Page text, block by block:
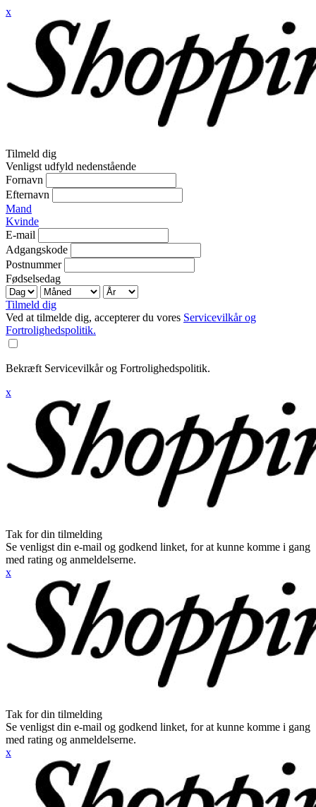
x
Tilmeld dig
Venligst udfyld nedenstående
Fornavn
Efternavn
Mand
Kvinde
E-mail
Adgangskode
Postnummer
Fødselsedag
Tilmeld dig
Ved at tilmelde dig, accepterer du vores Servicevilkår og
Fortrolighedspolitik.
Bekræft Servicevilkår og Fortrolighedspolitik.
x
Tak for din tilmelding
Se venligst din e-mail og godkend linket, for at kunne komme i gang
med rating og anmeldelserne.
x
Tak for din tilmelding
Se venligst din e-mail og godkend linket, for at kunne komme i gang
med rating og anmeldelserne.
x